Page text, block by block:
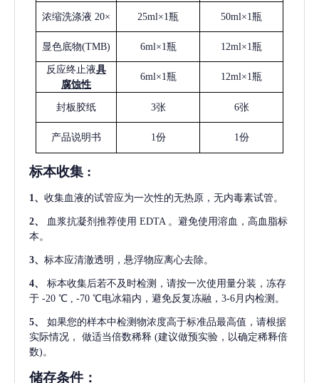
浓缩洗涤液 20× 25ml×1瓶 50ml×1瓶
显色底物(TMB) 6ml×1瓶 12ml×1瓶
反应终止液具
腐蚀性
6ml×1瓶 12ml×1瓶
封板胶纸 3张 6张
产品说明书 1份 1份
标本收集 :
1 、 收集血液的试管应为一次性的无热原，无内毒素试管。
2、 血浆抗凝剂推荐使用 EDTA 。避免使用溶血，高血脂标
本。
3、 标本应清澈透明，悬浮物应离心去除。
4、
标本收集后若不及时检测，请按一次使用量分装，冻存
于 -20 ℃ , -70 ℃电冰箱内，避免反复冻融，3-6月内检测。
5、
如果您的样本中检测物浓度高于标准品最高值，请根据
实际情况，
做适当倍数稀释 (建议做预实验，以确定稀释倍
数)。
储存条件：